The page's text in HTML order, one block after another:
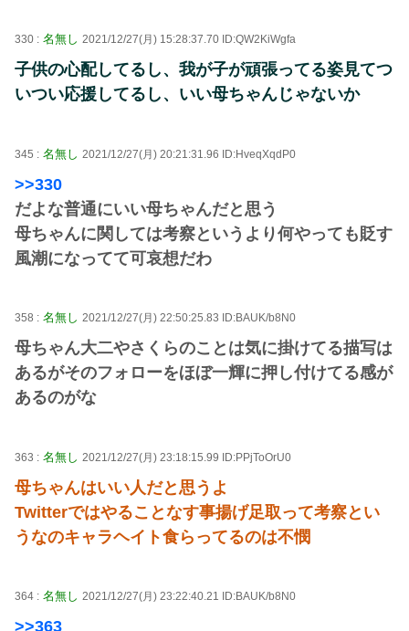
330 : 名無し 2021/12/27(月) 15:28:37.70 ID:QW2KiWgfa
子供の心配してるし、我が子が頑張ってる姿見てつ
いつい応援してるし、いい母ちゃんじゃないか
345 : 名無し 2021/12/27(月) 20:21:31.96 ID:HveqXqdP0
>>330
だよな普通にいい母ちゃんだと思う
母ちゃんに関しては考察というより何やっても貶す
風潮になってて可哀想だわ
358 : 名無し 2021/12/27(月) 22:50:25.83 ID:BAUK/b8N0
母ちゃん大二やさくらのことは気に掛けてる描写は
あるがそのフォローをほぼ一輝に押し付けてる感が
あるのがな
363 : 名無し 2021/12/27(月) 23:18:15.99 ID:PPjToOrU0
母ちゃんはいい人だと思うよ
Twitterではやることなす事揚げ足取って考察とい
うなのキャラヘイト食らってるのは不憫
364 : 名無し 2021/12/27(月) 23:22:40.21 ID:BAUK/b8N0
>>363